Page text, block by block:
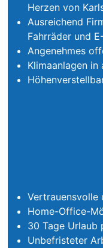
Herzen von
Ausreichend
Fahrräder und
Angenehmes
Klimaanlagen in
Vertrauensvolle
Home-Office-
30 Tage Urlaub
Unbefristeter